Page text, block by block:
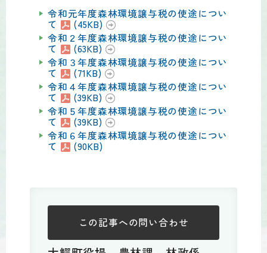
令和元年度森林環境譲与税の使途につい
て
(45KB)
令和２年度森林環境譲与税の使途につい
て
(63KB)
令和３年度森林環境譲与税の使途につい
て
(71KB)
令和４年度森林環境譲与税の使途につい
て
(39KB)
令和５年度森林環境譲与税の使途につい
て
(39KB)
令和６年度森林環境譲与税の使途につい
て (90KB)
この記事への問い合わせ